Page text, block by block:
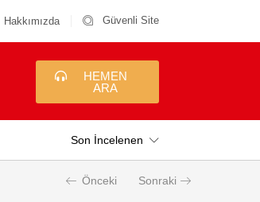
Hakkımızda Güvenli Site
HEMEN
ARA
Son İncelenen
Önceki Sonraki